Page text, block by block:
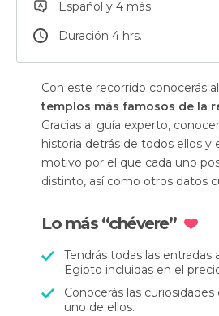
Español y 4 más
Duración 4 hrs.
Con este recorrido conocerás
templos más famosos de la
Gracias al guía experto,
historia detrás de todos ellos y
motivo por el que cada uno
distinto, así como otros datos
Lo más “chévere”
Tendrás todas las entradas
Egipto incluidas en el
Conocerás las
uno de ellos.